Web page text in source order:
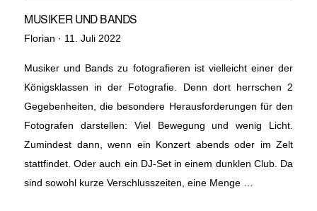
MUSIKER UND BANDS
Florian · Veröffentlicht
11. Juli 2022
Musiker und Bands zu fotografieren ist vielleicht einer der
Königsklassen in der Fotografie. Denn dort herrschen 2
Gegebenheiten, die besondere Herausforderungen für den
Fotografen darstellen: Viel Bewegung und wenig Licht.
Zumindest dann, wenn ein Konzert abends oder im Zelt
stattfindet. Oder auch ein DJ-Set in einem dunklen Club. Da
sind sowohl kurze Verschlusszeiten, eine Menge …